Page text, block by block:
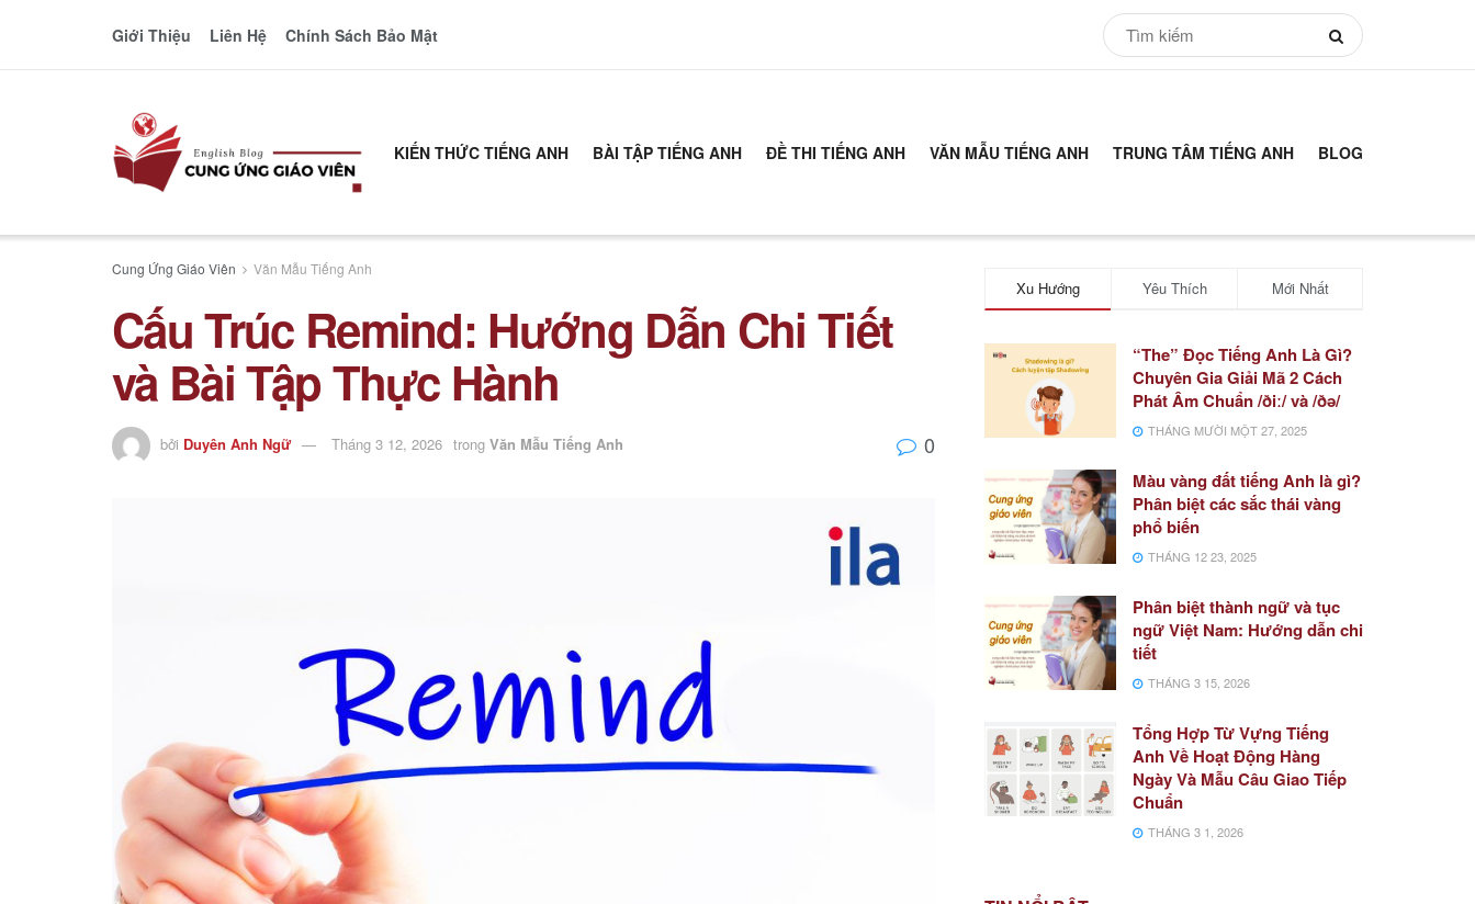
Giới Thiệu Liên Hệ Chính Sách Bảo Mật
KIẾN THỨC TIẾNG ANH BÀI TẬP TIẾNG ANH ĐỀ THI TIẾNG ANH VĂN MẪU TIẾNG ANH TRUNG TÂM TIẾNG ANH BLOG
Cung Ứng Giáo Viên Văn Mẫu Tiếng Anh
Cấu Trúc Remind: Hướng Dẫn Chi Tiết
và Bài Tập Thực Hành
bởi Duyên Anh Ngữ Tháng 3 12, 2026 trong Văn Mẫu Tiếng Anh 0
Xu Hướng Yêu Thích Mới Nhất
“The” Đọc Tiếng Anh Là Gì?
Chuyên Gia Giải Mã 2 Cách
Phát Âm Chuẩn /ðiː/ và /ðə/
THÁNG MƯỜI MỘT 27, 2025
Màu vàng đất tiếng Anh là gì?
Phân biệt các sắc thái vàng
phổ biến
THÁNG 12 23, 2025
Phân biệt thành ngữ và tục
ngữ Việt Nam: Hướng dẫn chi
tiết
THÁNG 3 15, 2026
Tổng Hợp Từ Vựng Tiếng
Anh Về Hoạt Động Hàng
Ngày Và Mẫu Câu Giao Tiếp
Chuẩn
THÁNG 3 1, 2026